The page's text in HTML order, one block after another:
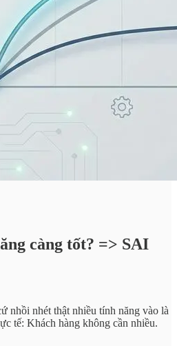
càng tốt? => SAI
nhồi nhét thật nhiều tính năng vào là
tế: Khách hàng không cần nhiều.